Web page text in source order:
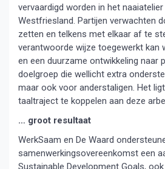
vervaardigd worden in het
Westfriesland. Partijen verwachten
zetten en telkens met elkaar af te
verantwoorde wijze toegewerkt kan
en een duurzame ontwikkeling naar
doelgroep die wellicht extra
maar ook voor anderstaligen. Het
taaltraject te koppelen aan deze
… groot resultaat
WerkSaam en De Waard
samenwerkingsovereenkomst een
Sustainable Development Goals,